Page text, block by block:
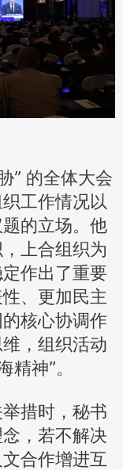
” 的全体大会
工作情况以
的立场。他
上合组织为
作出了重要
、更加民主
核心协调作
，组织活动
神”。
措时，秘书
，若不解决
合作增进互